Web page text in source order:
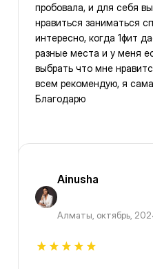
пробовала, и для себя
нравиться заниматься
интересно, когда 1фит
разные места и у меня
выбрать что мне
всем рекомендую, я
Благодарю
Ainusha
Алматы, октябрь,